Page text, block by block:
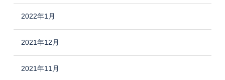
2022年1月
2021年12月
2021年11月